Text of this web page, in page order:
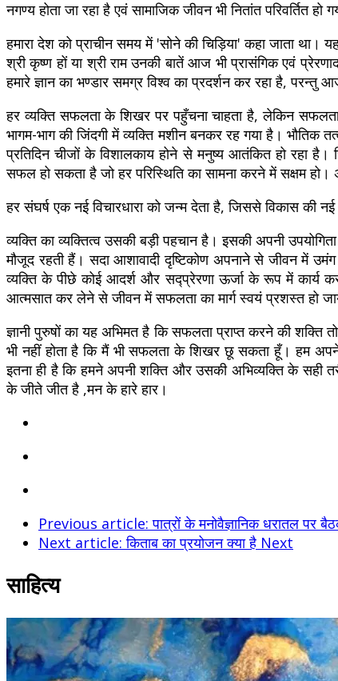
नगण्य होता जा रहा है एवं सामाजिक जीवन भी नितांत परिवर्तित हो
हमारा देश को प्राचीन समय में 'सोने की चिड़िया' कहा जाता था।
श्री कृष्ण हों या श्री राम उनकी बातें आज भी प्रासंगिक एवं
हमारे ज्ञान का भण्डार समग्र विश्व का प्रदर्शन कर रहा है,
हर व्यक्ति सफलता के शिखर पर पहुँचना चाहता है, लेकिन
भागम-भाग की जिंदगी में व्यक्ति मशीन बनकर रह गया है।
प्रतिदिन चीजों के विशालकाय होने से मनुष्य आतंकित हो रहा है।
सफल हो सकता है जो हर परिस्थिति का सामना करने में सक्षम हो।
हर संघर्ष एक नई विचारधारा को जन्म देता है, जिससे विकास की
व्यक्ति का व्यक्तित्व उसकी बड़ी पहचान है। इसकी अपनी
मौजूद रहती हैं। सदा आशावादी दृष्टिकोण अपनाने से जीवन में
व्यक्ति के पीछे कोई आदर्श और सद्प्रेरणा ऊर्जा के रूप में कार्य
आत्मसात कर लेने से जीवन में सफलता का मार्ग स्वयं प्रशस्त हो
ज्ञानी पुरुषों का यह अभिमत है कि सफलता प्राप्त करने की
भी नहीं होता है कि मैं भी सफलता के शिखर छू सकता हूँ। हम
इतना ही है कि हमने अपनी शक्ति और उसकी अभिव्यक्ति के सही
के जीते जीत है ,मन के हारे हार।
Previous article: पात्रों के मनोवैज्ञानिक धरातल पर
Next article: किताब का प्रयोजन क्या है Next
साहित्य